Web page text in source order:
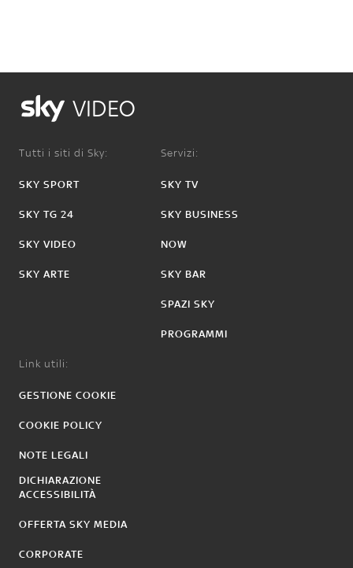
VIDEO
Tutti i siti di Sky:
SKY SPORT
SKY TG 24
SKY VIDEO
SKY ARTE
Servizi:
SKY TV
SKY BUSINESS
NOW
SKY BAR
SPAZI SKY
PROGRAMMI
Link utili:
GESTIONE COOKIE
COOKIE POLICY
NOTE LEGALI
DICHIARAZIONE
ACCESSIBILITÀ
OFFERTA SKY MEDIA
CORPORATE